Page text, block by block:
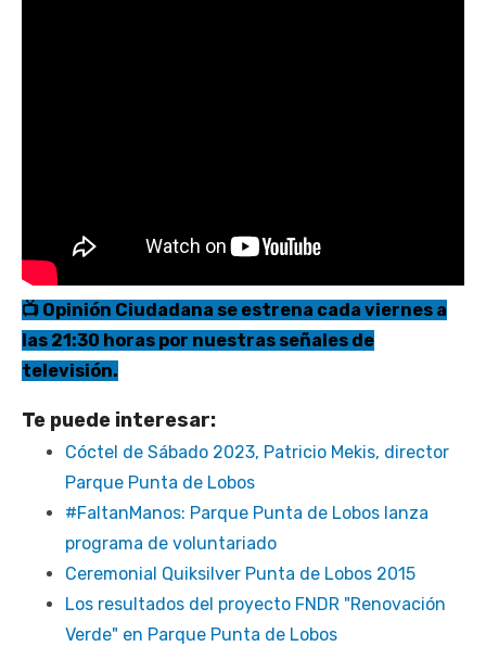
📺 Opinión Ciudadana se estrena cada viernes a
las 21:30 horas por nuestras señales de
televisión.
Te puede interesar:
Cóctel de Sábado 2023, Patricio Mekis, director
Parque Punta de Lobos
#FaltanManos: Parque Punta de Lobos lanza
programa de voluntariado
Ceremonial Quiksilver Punta de Lobos 2015
Los resultados del proyecto FNDR "Renovación
Verde" en Parque Punta de Lobos